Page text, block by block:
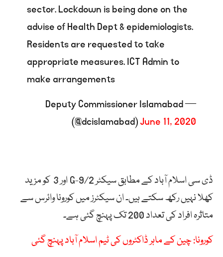
sector. Lockdown is being done on the
advise of Health Dept & epidemiologists.
Residents are requested to take
appropriate measures. ICT Admin to
make arrangements
— Deputy Commissioner Islamabad
(@dcislamabad)June 11, 2020
ڈی سی اسلام آباد کے مطابق سیکٹر G-9/2 اور 3 کو مزید
کھلا نہیں رکھ سکتے ہیں۔ ان سیکٹرز میں کورونا وائرس سے
متاثرہ افراد کی تعداد 200 تک پہنچ گئی ہے۔
کورونا: چین کے ماہر ڈاکٹروں کی ٹیم اسلام آباد پہنچ گئی